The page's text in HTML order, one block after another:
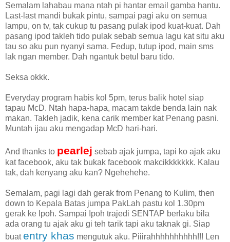
Semalam lahabau mana ntah pi hantar email gamba hantu.
Last-last mandi bukak pintu, sampai pagi aku on semua
lampu, on tv, tak cukup tu pasang pulak ipod kuat-kuat. Dah
pasang ipod takleh tido pulak sebab semua lagu kat situ aku
tau so aku pun nyanyi sama. Fedup, tutup ipod, main sms
lak ngan member. Dah ngantuk betul baru tido.
Seksa okkk.
Everyday program habis kol 5pm, terus balik hotel siap
tapau McD. Ntah hapa-hapa, macam takde benda lain nak
makan. Takleh jadik, kena carik member kat Penang pasni.
Muntah ijau aku mengadap McD hari-hari.
And thanks to pearlej sebab ajak jumpa, tapi ko ajak aku
kat facebook, aku tak bukak facebook makcikkkkkkk. Kalau
tak, dah kenyang aku kan? Ngehehehe.
Semalam, pagi lagi dah gerak from Penang to Kulim, then
down to Kepala Batas jumpa PakLah pastu kol 1.30pm
gerak ke Ipoh. Sampai Ipoh trajedi SENTAP berlaku bila
ada orang tu ajak aku gi teh tarik tapi aku taknak gi. Siap
buat entry khas mengutuk aku. Piiirahhhhhhhhhh!!! Len